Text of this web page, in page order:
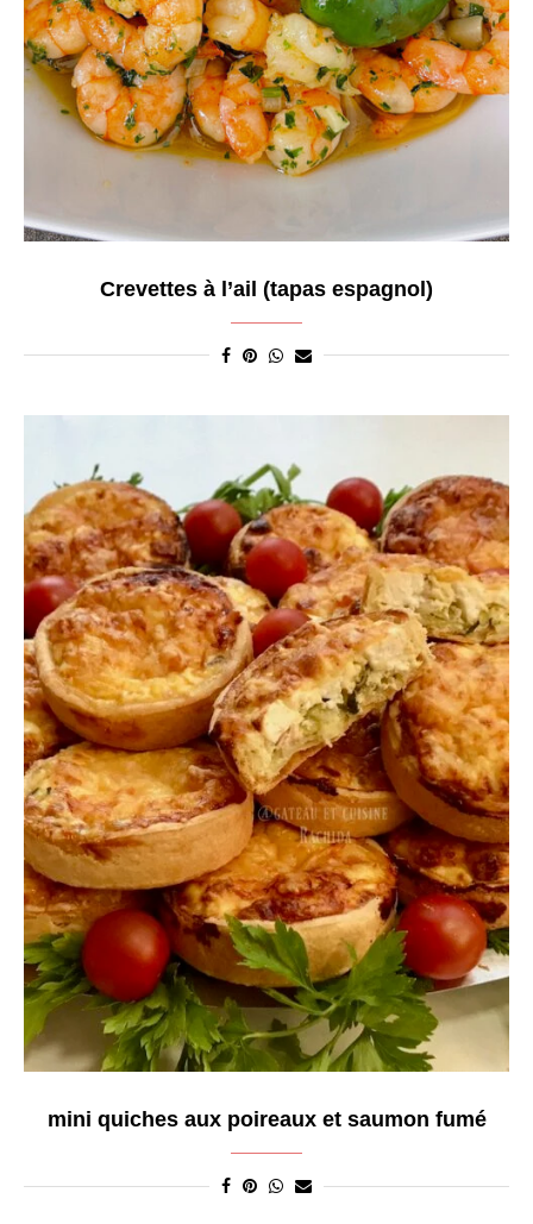
Crevettes à l’ail (tapas espagnol)
mini quiches aux poireaux et saumon fumé